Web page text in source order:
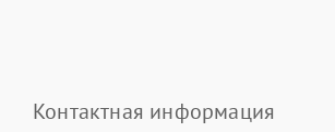
Контактная информация